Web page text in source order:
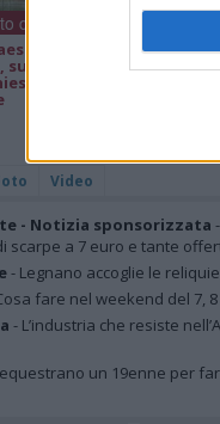
dei lettori
Isa e Lele 50
matrimonio,
Video
- Notizia sponsorizzata
scarpe a 7 euro e tante
- Legnano accoglie le
fare nel weekend del 7,
- L’industria che resiste
un 19enne per